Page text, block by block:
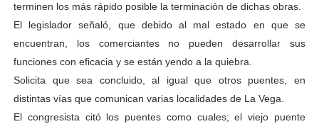
terminen los más rápido posible la terminación de dichas obras.
El legislador señaló, que debido al mal estado en que se
encuentran, los comerciantes no pueden desarrollar sus
funciones con eficacia y se están yendo a la quiebra.
Solicita que sea concluido, al igual que otros puentes, en
distintas vías que comunican varias localidades de La Vega.
El congresista citó los puentes como cuales; el viejo puente